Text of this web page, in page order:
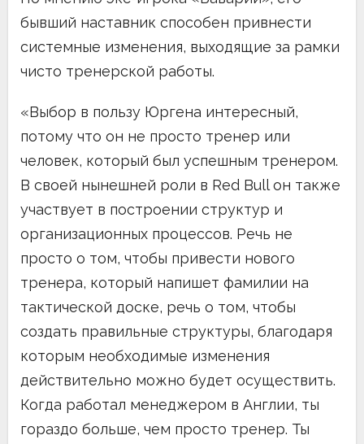
бывший наставник способен привнести
системные изменения, выходящие за рамки
чисто тренерской работы.
«Выбор в пользу Юргена интересный,
потому что он не просто тренер или
человек, который был успешным тренером.
В своей нынешней роли в Red Bull он также
участвует в построении структур и
организационных процессов. Речь не
просто о том, чтобы привести нового
тренера, который напишет фамилии на
тактической доске, речь о том, чтобы
создать правильные структуры, благодаря
которым необходимые изменения
действительно можно будет осуществить.
Когда работал менеджером в Англии, ты
гораздо больше, чем просто тренер. Ты